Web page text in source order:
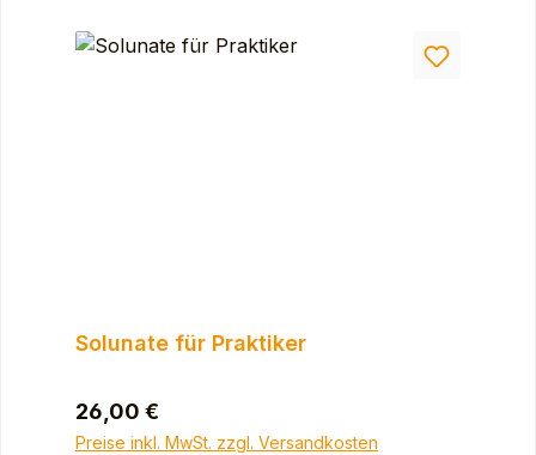
Solunate für Praktiker
Regulärer Preis:
26,00 €
Preise inkl. MwSt. zzgl. Versandkosten